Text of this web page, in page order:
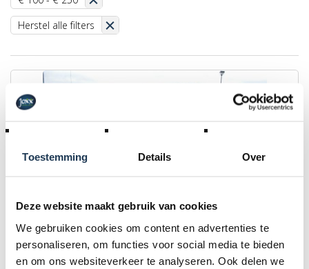
Toestemming Details Over
Deze website maakt gebruik van cookies
We gebruiken cookies om content en advertenties te
personaliseren, om functies voor social media te bieden
en om ons websiteverkeer te analyseren. Ook delen we
Herstel alle filters
Racetrack (excl. go-carts) - Attractie